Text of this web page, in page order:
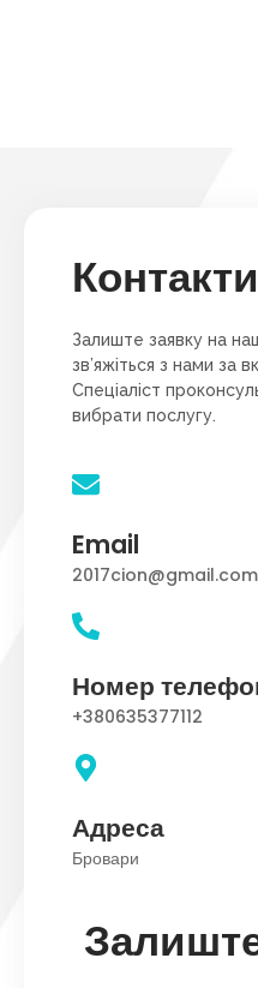
Контакти
Залиште заявку на
зв’яжіться з нами за
Спеціаліст
вибрати послугу.
Email
2017cion@gmail.com
Номер
+380635377112
Адреса
Бровари